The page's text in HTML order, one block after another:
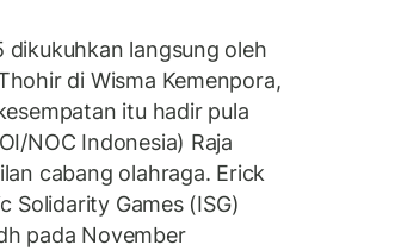
dikukuhkan langsung oleh
di Wisma Kemenpora,
itu hadir pula
NOC Indonesia) Raja
cabang olahraga. Erick
Solidarity Games (ISG)
pada November